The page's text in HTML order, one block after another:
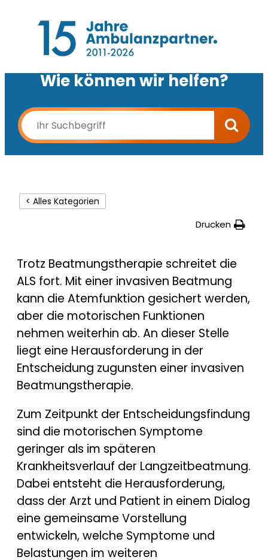
Wie können wir helfen?
< Alles Kategorien
Drucken
Trotz Beatmungstherapie schreitet die
ALS fort. Mit einer invasiven Beatmung
kann die Atemfunktion gesichert werden,
aber die motorischen Funktionen
nehmen weiterhin ab. An dieser Stelle
liegt eine Herausforderung in der
Entscheidung zugunsten einer invasiven
Beatmungstherapie.
Zum Zeitpunkt der Entscheidungsfindung
sind die motorischen Symptome
geringer als im späteren
Krankheitsverlauf der Langzeitbeatmung.
Dabei entsteht die Herausforderung,
dass der Arzt und Patient in einem Dialog
eine gemeinsame Vorstellung
entwickeln, welche Symptome und
Belastungen im weiteren